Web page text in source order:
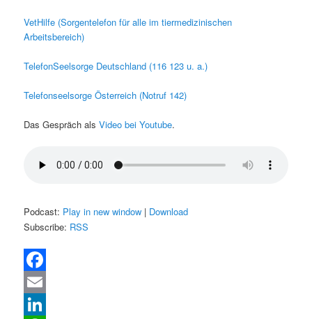
VetHilfe (Sorgentelefon für alle im tiermedizinischen
Arbeitsbereich)
TelefonSeelsorge Deutschland (116 123 u. a.)
Telefonseelsorge Österreich (Notruf 142)
Das Gespräch alsVideo bei Youtube.
Podcast: Play in new window | Download
Subscribe: RSS
Facebook
Email